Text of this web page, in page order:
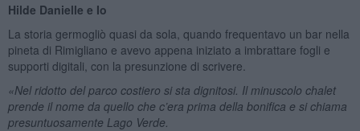
Hilde Danielle e Io
La storia germogliò quasi da sola, quando frequentavo un bar nella
pineta di Rimigliano e avevo appena iniziato a imbrattare fogli e
supporti digitali, con la presunzione di scrivere.
«Nel ridotto del parco costiero si sta dignitosi. Il minuscolo chalet
prende il nome da quello che c’era prima della bonifica e si chiama
presuntuosamente Lago Verde.